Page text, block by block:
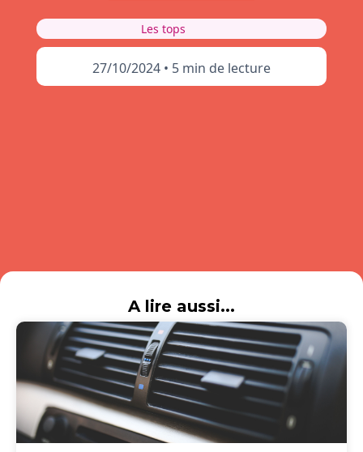
Les tops
27/10/2024 • 5 min de lecture
A lire aussi...